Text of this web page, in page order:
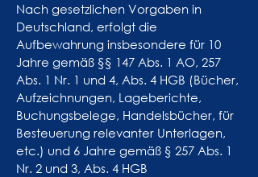
Nach gesetzlichen Vorgaben in
Deutschland, erfolgt die
Aufbewahrung insbesondere für 10
Jahre gemäß §§ 147 Abs. 1 AO, 257
Abs. 1 Nr. 1 und 4, Abs. 4 HGB (Bücher,
Aufzeichnungen, Lageberichte,
Buchungsbelege, Handelsbücher, für
Besteuerung relevanter Unterlagen,
etc.) und 6 Jahre gemäß § 257 Abs. 1
Nr. 2 und 3, Abs. 4 HGB